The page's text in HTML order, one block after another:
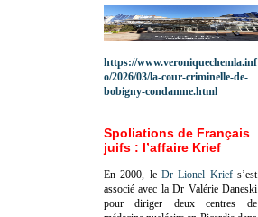
https://www.veroniquechemla.inf
o/2026/03/la-cour-criminelle-de-
bobigny-condamne.html
Spoliations de Français
juifs : l’affaire Krief
En 2000, le Dr Lionel Kriefs’est
associé avec la Dr Valérie Daneski
pour diriger deux centres de